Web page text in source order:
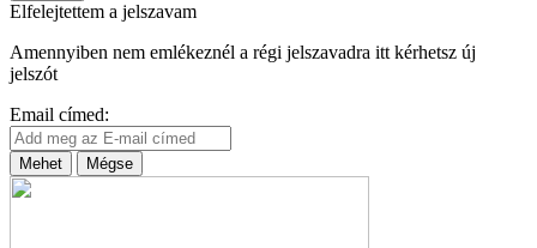
Elfelejtettem a jelszavam
Amennyiben nem emlékeznél a régi jelszavadra itt kérhetsz új
jelszót
Email címed:
Mehet Mégse